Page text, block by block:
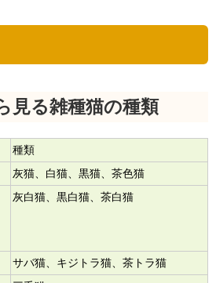
見る雑種猫の種類
種類
灰猫、白猫、黒猫、茶色猫
灰白猫、黒白猫、茶白猫
サバ猫、キジトラ猫、茶トラ猫